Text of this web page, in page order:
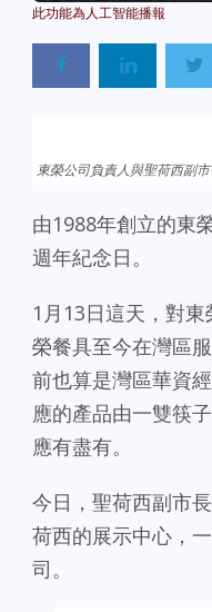
東榮公司負責人與聖荷西副
由1988年創立的東
週年紀念日。
1月13日這天，對
榮餐具至今在灣區
前也算是灣區華資
應的產品由一雙筷
應有盡有。
今日，聖荷西副市
荷西的展示中心，
司。